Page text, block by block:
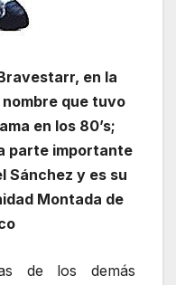
en la
que tuvo
en los 80’s;
parte importante
Sánchez y es su
Montada de
de los demás